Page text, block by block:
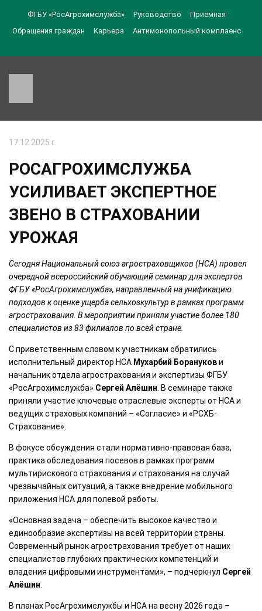
ФГБУ «РосАгрохимслужба» Руководство
Приемная
Обращения граждан
Карьера Антимонопольный комплаенс
17.12.2025 г.
РОСАГРОХИМСЛУЖБА
УСИЛИВАЕТ ЭКСПЕРТНОЕ
ЗВЕНО В СТРАХОВАНИИ
УРОЖАЯ
Сегодня Национальный союз агростраховщиков (НСА) провел
очередной всероссийский обучающий семинар для экспертов
ФГБУ «РосАгрохимслужба», направленный на унификацию
подходов к оценке ущерба сельхозкультур в рамках программ
агрострахования. В мероприятии приняли участие более 180
специалистов из 83 филиалов по всей стране.
С приветственным словом к участникам обратились
исполнительный директор НСА Мухарбий Боранукови
начальник отдела агрострахования и экспертизы ФГБУ
«РосАгрохимслужба» Сергей Алёшин . В семинаре также
приняли участие ключевые отраслевые эксперты от НСА и
ведущих страховых компаний – «Согласие» и «РСХБ-
Страхование».
В фокусе обсуждения стали нормативно-правовая база,
практика обследования посевов в рамках программ
мультирискового страхования и страхования на случай
чрезвычайных ситуаций, а также внедрение мобильного
приложения НСА для полевой работы.
«Основная задача – обеспечить высокое качество и
единообразие экспертизы на всей территории страны.
Современный рынок агрострахования требует от наших
специалистов глубоких практических компетенций и
владения цифровыми инструментами», – подчеркнул Сергей
Алёшин
В планах РосАгрохимслужбы и НСА на весну 2026 года –